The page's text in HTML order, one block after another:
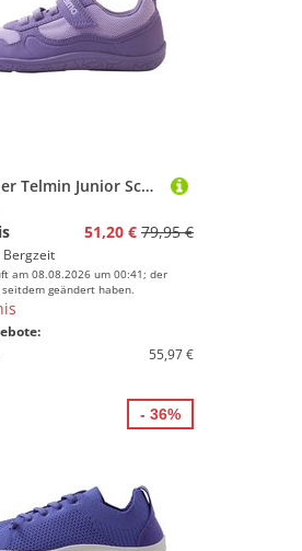
reima Kinder Telmin Junior Schuhe
51,20 € 79,95 €
Bergzeit
am 08.08.2026 um 00:41; der
geändert haben.
55,97 €
- 36%